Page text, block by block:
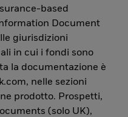
based
Document
giurisdizioni
in cui i fondi sono
la documentazione è
nelle sezioni
prodotto. Prospetti,
(solo UK),